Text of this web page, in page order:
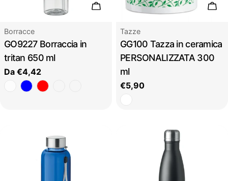
Scegli le opzioni
Tipo:
Borracce
GO9227 Borraccia in
tritan 650 ml
Prezzo
regolare
Da €4,42
Tipo:
Tazze
GG100 Tazza in ceramica
PERSONALIZZATA 300
ml
Prezzo
regolare
€5,90